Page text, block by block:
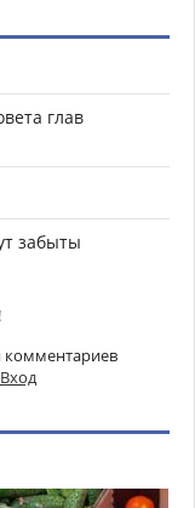
глав
забыты
комментариев
Вход